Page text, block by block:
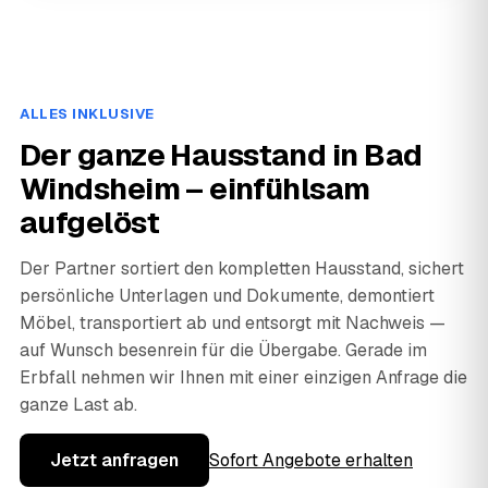
ALLES INKLUSIVE
Der ganze Hausstand in Bad
Windsheim – einfühlsam
aufgelöst
Der Partner sortiert den kompletten Hausstand, sichert
persönliche Unterlagen und Dokumente, demontiert
Möbel, transportiert ab und entsorgt mit Nachweis —
auf Wunsch besenrein für die Übergabe. Gerade im
Erbfall nehmen wir Ihnen mit einer einzigen Anfrage die
ganze Last ab.
Jetzt anfragen Sofort Angebote erhalten